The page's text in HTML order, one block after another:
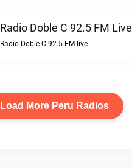
Radio Doble C 92.5 FM Live
Radio Doble C 92.5 FM live
Load More Peru Radios